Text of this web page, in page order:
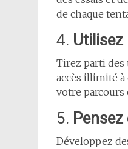
de chaque
4. Utilisez
Tirez parti des
accès illimité
votre parcours
5.
Développez